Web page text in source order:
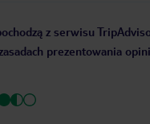
z serwisu
prezentowania